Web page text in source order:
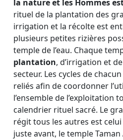
la nature et les Hommes
rituel de la plantation des
irrigation et la récolte est
plusieurs petites rizières
temple de l’eau. Chaque
plantation, d’irrigation et
secteur. Les cycles de
reliés afin de coordonner
l’ensemble de l’exploitation
calendrier rituel sacré. Le
régit tous les autres est
juste avant, le temple